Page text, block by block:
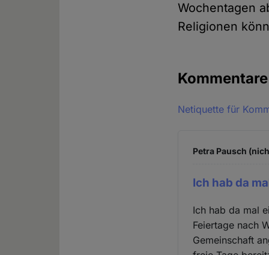
Wochentagen
Religionen
Kommentare
Netiquette für
Petra Pausch
Ich hab da
Ich hab da mal
Feiertage nach
Gemeinschaft